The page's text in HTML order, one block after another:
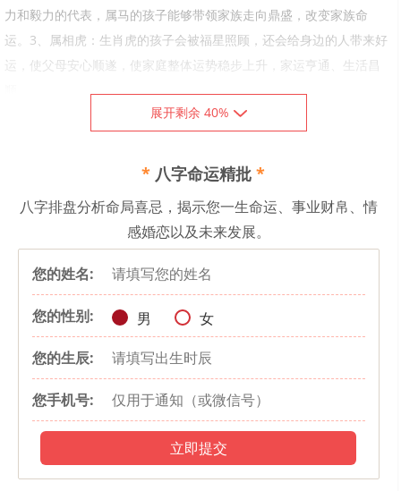
力和毅力的代表，属马的孩子能够带领家族走向鼎盛，改变家族命
运。3、属相虎：生肖虎的孩子会被福星照顾，还会给身边的人带来好
运，使父母安心顺遂，使家庭整体运势稳步上升，家运亨通、生活昌
自古以来人们就把龙视为权利和地位的象征，所以生肖属龙的宝
生活美满，并且一直是同龄人中的佼佼者，为父母增光添彩。而且其
自身的兴隆运势也会直接带动父母们的人生运势，促使父亲能够升官
发财，母亲能够长寿安康。
属相马
庭，都拥有远大的理想抱负，无论是男是女，都能够带领家族走向鼎
盛，改变家族命运。所以在马年出生的孩子特别多，而他们自出生开
始，便能够为父母带来好运，小时候很顽皮，长大做事成熟稳重，命
中有贵人相助，必定能够大有成就，出人头地，光宗耀祖，让父母也
跟着享福。
展开剩余 40%
*八字命运精批 *
八字排盘分析命局喜忌，揭示您一生命运、事业财帛、情
感婚恋以及未来发展。
您的姓名:
您的性别: 男
女
您的生辰:
您手机号:
立即提交